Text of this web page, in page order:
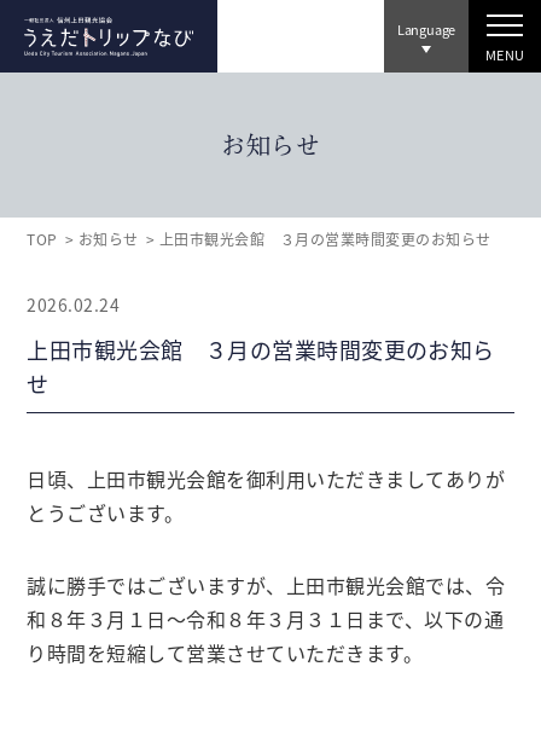
Language
MENU
お知らせ
TOP お知らせ 上田市観光会館 ３月の営業時間変更のお知らせ
2026.02.24
上田市観光会館 ３月の営業時間変更のお知ら
せ
日頃、上田市観光会館を御利用いただきましてありが
とうございます。
誠に勝手ではございますが、上田市観光会館では、令
和８年３月１日～令和８年３月３１日まで、以下の通
り時間を短縮して営業させていただきます。